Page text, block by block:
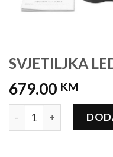
SVJETILJKA
679.00 KM
SVJETILJKA LED